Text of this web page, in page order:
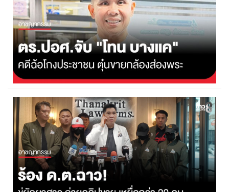
ด่วน! ตำรวจ ปอศ. จับ "โทน บางแค" คดีฉ้อโกงประชาชน ตุ๋นขาย
กล้องส่องพระ...
6 สิงหาคม 2569 3,694